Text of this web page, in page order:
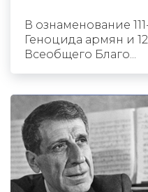
В ознаменование
Геноцида армян и
Всеобщего Благо...